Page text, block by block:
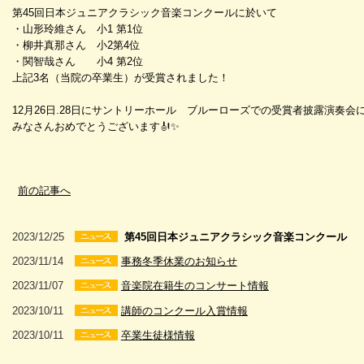
第45回日本ジュニアクラシック音楽コンクールに於いて
・山形玲維さん 小1 第1位
・柳井真那さん 小2第4位
・関智哉さん 小4 第2位
上記3名（当院の卒業生）が受賞されました！
12月26日.28日にサントリーホール ブルーローズでの受賞者披露演奏会
みなさんおめでとうございます🎻✨
前の記事へ
2023/12/25 第45回日本ジュニアクラシック音楽コンクール
2023/11/14 事務冬季休業のお知らせ
2023/11/07 音楽院在籍生のコンサート情報
2023/10/11 講師のコンクール入賞情報
2023/10/11 卒業生徒様情報